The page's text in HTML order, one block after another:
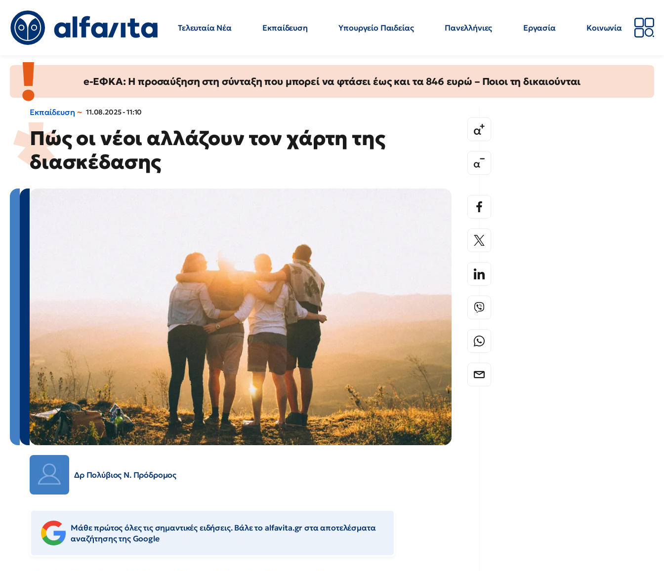
Τελευταία Νέα Εκπαίδευση Υπουργείο Παιδείας Πανελλήνιες Εργασία
Κοινωνία
e-ΕΦΚΑ: Η προσαύξηση στη σύνταξη που μπορεί να φτάσει έως και τα 846 ευρώ – Ποιοι τη δικαιούνται
Εκπαίδευση 11.08.2025 - 11:10
Πώς οι νέοι αλλάζουν τον χάρτη της
διασκέδασης
Δρ Πολύβιος Ν. Πρόδρομος
Μάθε πρώτος όλες τις σημαντικές ειδήσεις. Βάλε το alfavita.gr στα αποτελέσματα
αναζήτησης της Google